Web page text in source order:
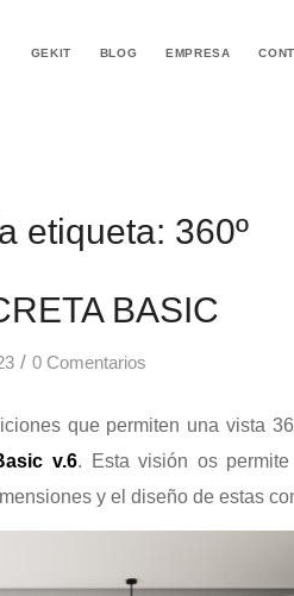
GEKIT BLOG EMPRESA
etiqueta: 360º
BASIC
/ 0 Comentarios
que permiten una vista
v.6. Esta visión os
y el diseño de estas